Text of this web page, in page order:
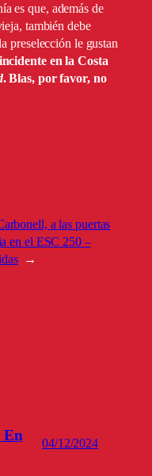
es que, además de
también debe
preselección le gustan
en la Costa
. Blas, por favor, no
a las puertas
en el ESC 250 –
→
En
04/12/2024